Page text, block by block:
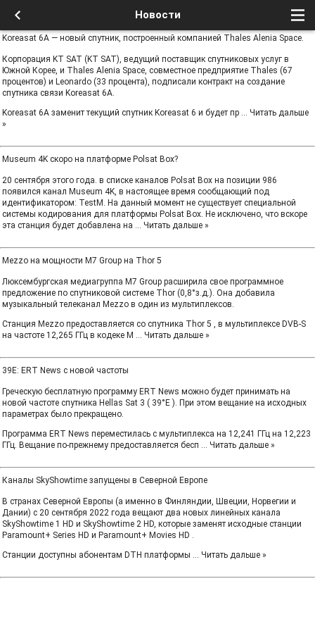
Новости
Koreasat 6A — новый спутник, построенный компанией Thales Alenia Space.
Корпорация KT SAT (KT SAT), ведущий поставщик спутниковых услуг в
Южной Корее, и Thales Alenia Space, совместное предприятие Thales (67
процентов) и Leonardo (33 процента), подписали контракт на создание
спутника связи Koreasat 6A.
Koreasat 6A заменит текущий спутник Koreasat 6 и будет пр ... Читать дальше
»
Museum 4K скоро на платформе Polsat Box?
20 сентября этого года. в списке каналов Polsat Box на позиции 986
появился канал Museum 4K, в настоящее время сообщающий под
идентификатором: TestM. На данный момент не существует специальной
системы кодирования для платформы Polsat Box. Не исключено, что вскоре
эта станция будет добавлена ​​на ... Читать дальше »
Mezzo на мощности M7 Group на Thor 5
Люксембургская медиагруппа M7 Group расширила свое программное
предложение по спутниковой системе Thor (0,8°з.д.). Она добавила
музыкальный телеканал Mezzo в один из мультиплексов.
Станция Mezzo предоставляется со спутника Thor 5 , в мультиплексе DVB-S
на частоте 12,265 ГГц в кодеке M ... Читать дальше »
39E: ERT News с новой частоты
Греческую бесплатную программу ERT News можно будет принимать на
новой частоте спутника Hellas Sat 3 ( 39°E ). При этом вещание на исходных
параметрах было прекращено.
Программа ERT News переместилась с мультиплекса на 12,241 ГГц на 12,223
ГГц. Вещание по-прежнему предоставляется бесп ... Читать дальше »
Каналы SkyShowtime запущены в Северной Европе
В странах Северной Европы (а именно в Финляндии, Швеции, Норвегии и
Дании) с 20 сентября 2022 года вещают два новых линейных канала
SkyShowtime 1 HD и SkyShowtime 2 HD, которые заменят исходные станции
Paramount+ Series HD и Paramount+ Movies HD .
Станции доступны абонентам DTH платформы ... Читать дальше »